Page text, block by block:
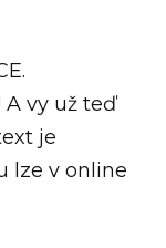
vy už teď
je
lze v online